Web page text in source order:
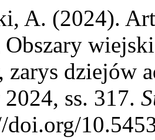
A. (2024).
zarys dziejów
ss. 317.
doi.org/